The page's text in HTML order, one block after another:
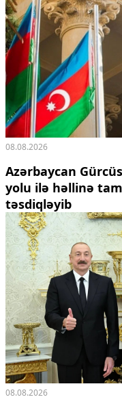
08.08.2026
Azərbaycan
yolu ilə həllinə
təsdiqləyib
08.08.2026